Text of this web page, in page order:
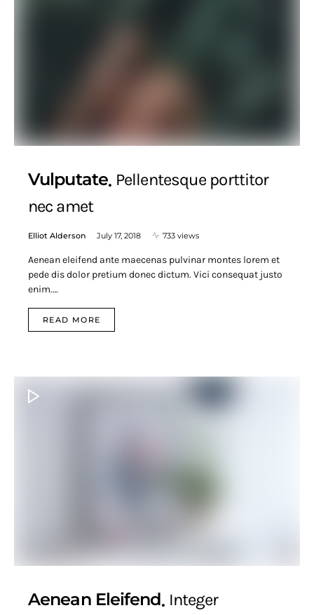
Vulputate Pellentesque porttitor
nec amet
Elliot Alderson July 17, 2018 733 views
Aenean eleifend ante maecenas pulvinar montes lorem et
pede dis dolor pretium donec dictum. Vici consequat justo
enim.…
READ MORE
Aenean Eleifend Integer